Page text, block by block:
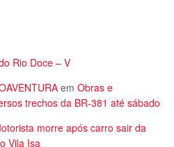
Rio Doce – V
em Obras e
trechos da BR-381 até sábado
morre após carro sair da
Vila Isa